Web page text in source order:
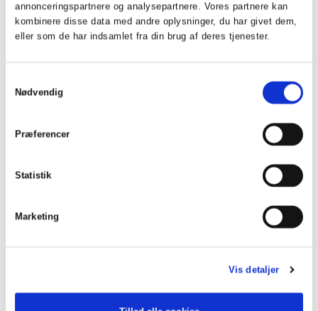
annonceringspartnere og analysepartnere. Vores partnere kan
kombinere disse data med andre oplysninger, du har givet dem,
eller som de har indsamlet fra din brug af deres tjenester.
Nødvendig
Præferencer
Statistik
Marketing
Vis detaljer